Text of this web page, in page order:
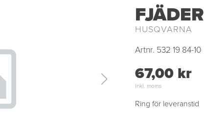
FJÄDER
HUSQVARNA
Artnr. 532 19 84-10
67,00 kr
Inkl. moms
Ring för leveranstid